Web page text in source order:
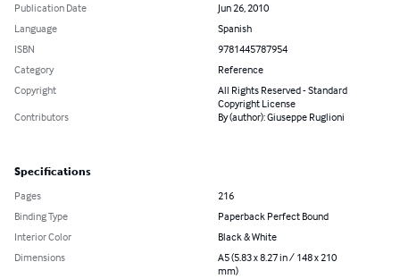
Publication Date
Jun 26, 2010
Language
Spanish
ISBN
9781445787954
Category
Reference
Copyright
All Rights Reserved - Standard
Copyright License
Contributors
By (author): Giuseppe Ruglioni
Specifications
Pages
216
Binding Type
Paperback Perfect Bound
Interior Color
Black & White
Dimensions
A5 (5.83 x 8.27 in / 148 x 210
mm)